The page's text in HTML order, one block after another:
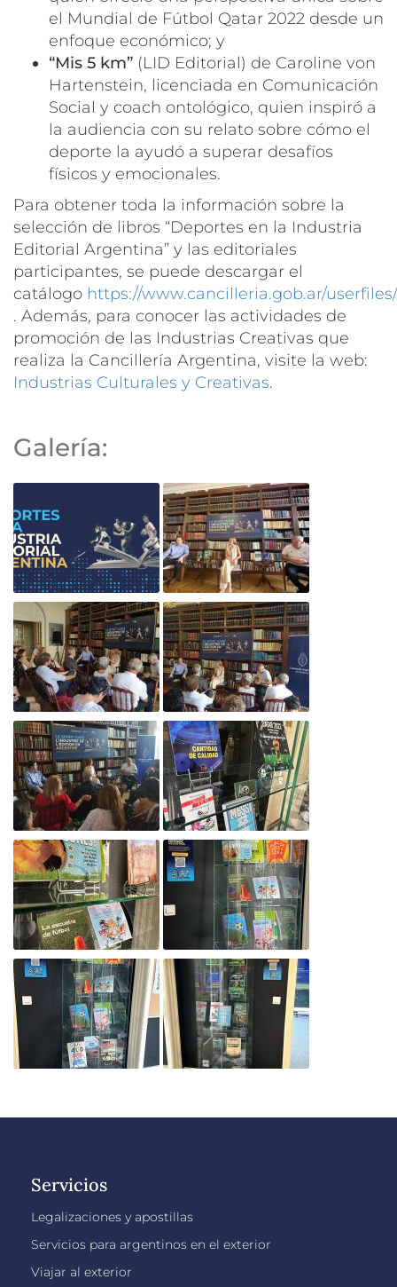
el Mundial de Fútbol Qatar 2022 desde un
enfoque económico; y
“Mis 5 km” (LID Editorial) de Caroline von
Hartenstein, licenciada en Comunicación
Social y coach ontológico, quien inspiró a
la audiencia con su relato sobre cómo el
deporte la ayudó a superar desafíos
físicos y emocionales.
Para obtener toda la información sobre la
selección de libros “Deportes en la Industria
Editorial Argentina” y las editoriales
participantes, se puede descargar el
catálogo https://www.cancilleria.gob.ar/
. Además, para conocer las actividades de
promoción de las Industrias Creativas que
realiza la Cancillería Argentina, visite la web:
Industrias Culturales y Creativas.
Galería:
Servicios
Legalizaciones y apostillas
Servicios para argentinos en el exterior
Viajar al exterior